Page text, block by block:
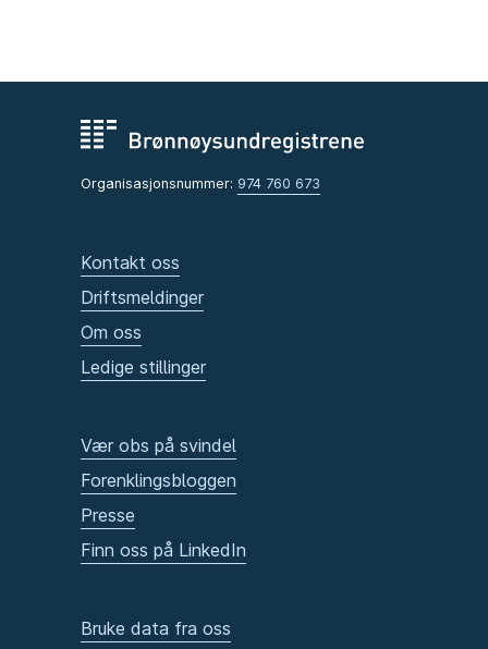
Organisasjonsnummer: 974 760 673
Kontakt oss
Driftsmeldinger
Om oss
Ledige stillinger
Vær obs på svindel
Forenklingsbloggen
Presse
Finn oss på LinkedIn
Bruke data fra oss